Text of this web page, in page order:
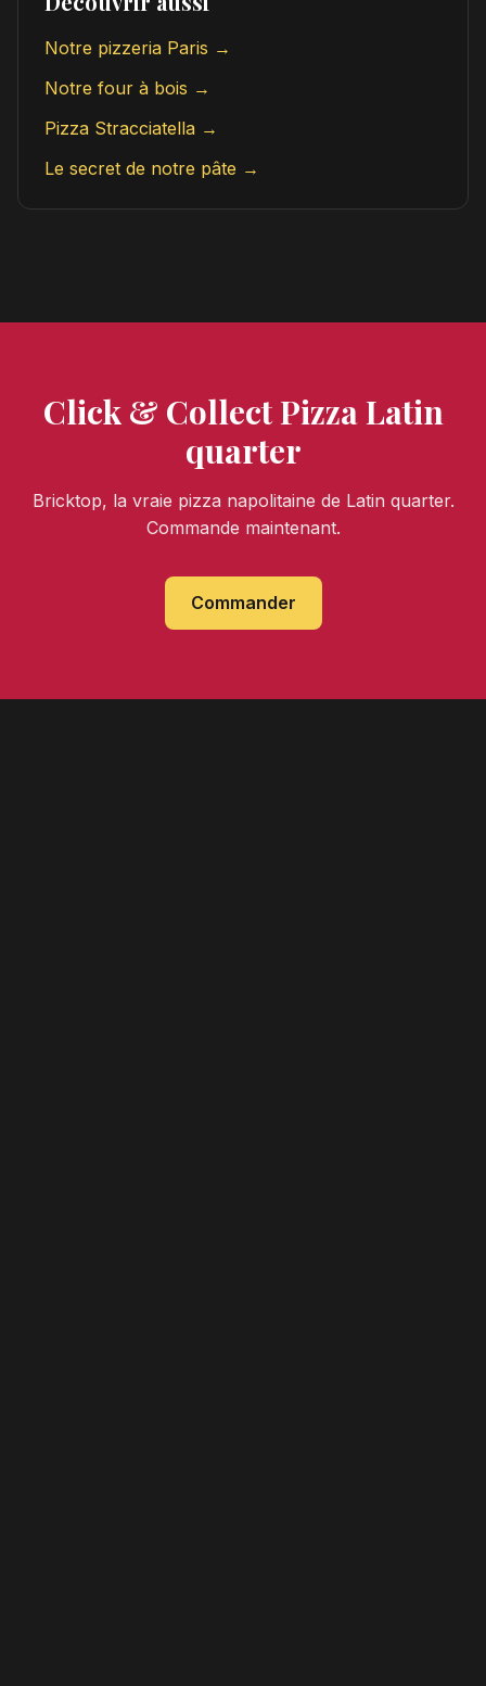
Notre pizzeria Paris →
Notre four à bois →
Pizza Stracciatella →
Le secret de notre pâte →
Click & Collect Pizza Latin
quarter
Bricktop, la vraie pizza napolitaine de Latin quarter.
Commande maintenant.
Commander